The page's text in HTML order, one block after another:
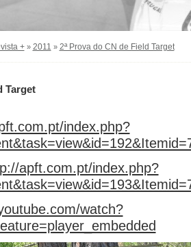
+» 2011 » 2ª Prova do CN de Field Target
Target
index.php?
apft.com.pt/index.php?
watch?